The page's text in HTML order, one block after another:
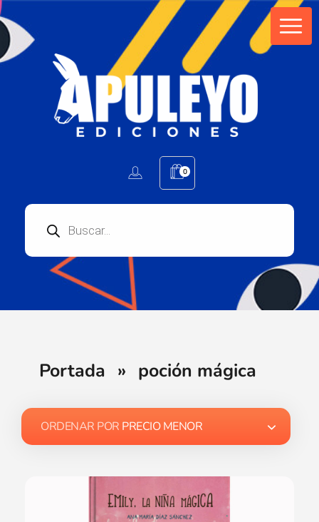
0
Portada » poción mágica
ORDENAR POR PRECIO MENOR